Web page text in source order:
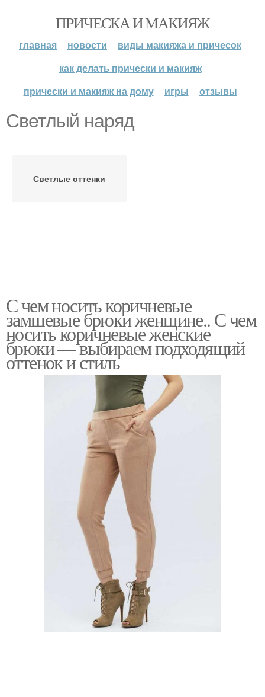
ПРИЧЕСКА И МАКИЯЖ
главная новости
виды макияжа и причесок
как делать прически и макияж
прически и макияж на дому
игры отзывы
Светлый наряд
Светлые оттенки
С чем носить коричневые
замшевые брюки женщине.. С чем
носить коричневые женские
брюки — выбираем подходящий
оттенок и стиль